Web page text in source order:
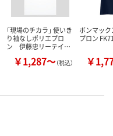
「現場のチカラ」 使いき
り袖なしポリエプロ
ン 伊藤忠リーテイ…
￥1,287～（税込）
ボンマッ
プロン
￥